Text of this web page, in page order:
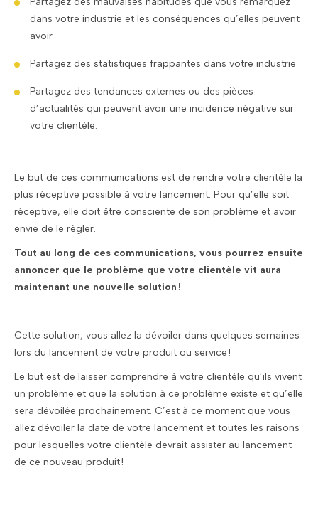
dans votre industrie et les conséquences qu’elles peuvent
avoir
Partagez des statistiques frappantes dans votre industrie
Partagez des tendances externes ou des pièces
d’actualités qui peuvent avoir une incidence négative sur
votre clientèle.
Le but de ces communications est de rendre votre clientèle la
plus réceptive possible à votre lancement. Pour qu’elle soit
réceptive, elle doit être consciente de son problème et avoir
envie de le régler.
Tout au long de ces communications, vous pourrez ensuite
annoncer que le problème que votre clientèle vit aura
maintenant une nouvelle solution !
Cette solution, vous allez la dévoiler dans quelques semaines
lors du lancement de votre produit ou service !
Le but est de laisser comprendre à votre clientèle qu’ils vivent
un problème et que la solution à ce problème existe et qu’elle
sera dévoilée prochainement. C’est à ce moment que vous
allez dévoiler la date de votre lancement et toutes les raisons
pour lesquelles votre clientèle devrait assister au lancement
de ce nouveau produit !